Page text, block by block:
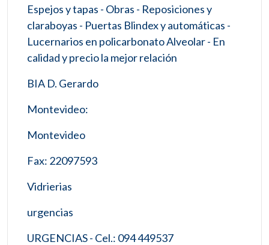
Espejos y tapas - Obras - Reposiciones y
claraboyas - Puertas Blindex y automáticas -
Lucernarios en policarbonato Alveolar - En
calidad y precio la mejor relación
BIA D. Gerardo
Montevideo:
Montevideo
Fax: 22097593
Vidrierias
urgencias
URGENCIAS - Cel.: 094 449537